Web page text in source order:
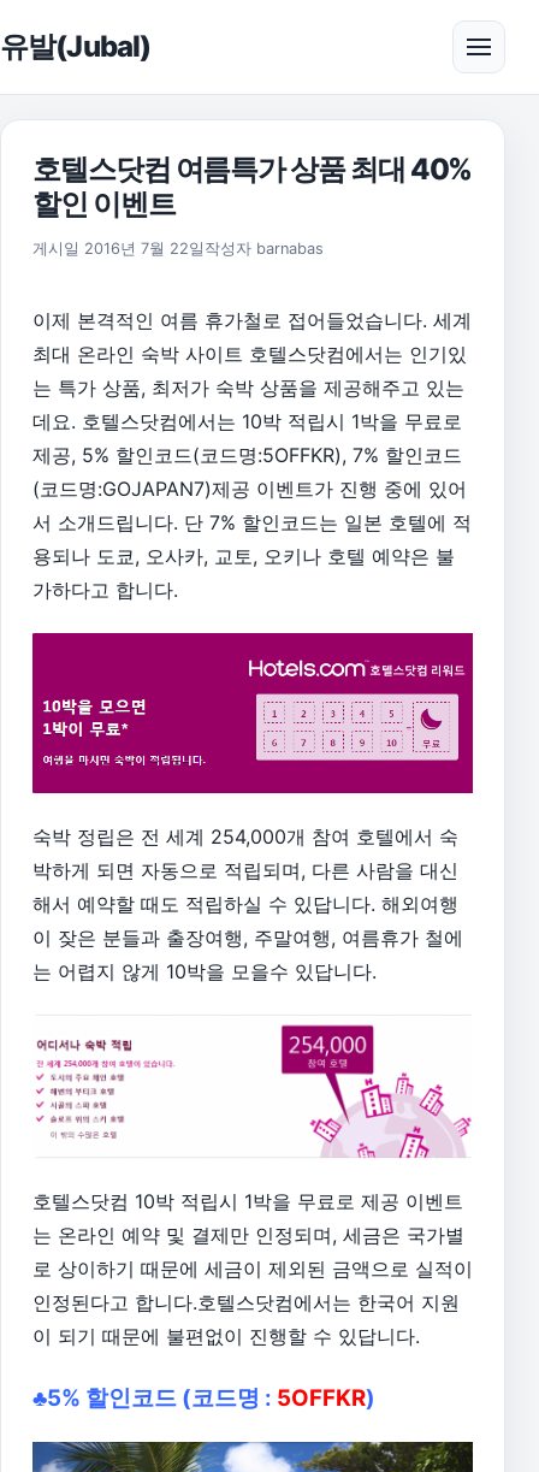
유발(Jubal) 메뉴
호텔스닷컴 여름특가 상품 최대 40%
할인 이벤트
게시일 2016년 7월 22일 2019년 3월 19일
작성자 barnabas
이제 본격적인 여름 휴가철로 접어들었습니다. 세계
최대 온라인 숙박 사이트 호텔스닷컴에서는 인기있
는 특가 상품, 최저가 숙박 상품을 제공해주고 있는
데요. 호텔스닷컴에서는 10박 적립시 1박을 무료로
제공, 5% 할인코드(코드명:5OFFKR), 7% 할인코드
(코드명:GOJAPAN7)제공 이벤트가 진행 중에 있어
서 소개드립니다. 단 7% 할인코드는 일본 호텔에 적
용되나 도쿄, 오사카, 교토, 오키나 호텔 예약은 불
가하다고 합니다.
숙박 정립은 전 세계 254,000개 참여 호텔에서 숙
박하게 되면 자동으로 적립되며, 다른 사람을 대신
해서 예약할 때도 적립하실 수 있답니다. 해외여행
이 잦은 분들과 출장여행, 주말여행, 여름휴가 철에
는 어렵지 않게 10박을 모을수 있답니다.
호텔스닷컴 10박 적립시 1박을 무료로 제공 이벤트
는 온라인 예약 및 결제만 인정되며, 세금은 국가별
로 상이하기 때문에 세금이 제외된 금액으로 실적이
인정된다고 합니다.호텔스닷컴에서는 한국어 지원
이 되기 때문에 불편없이 진행할 수 있답니다.
♣5% 할인코드 (코드명 : 5OFFKR)